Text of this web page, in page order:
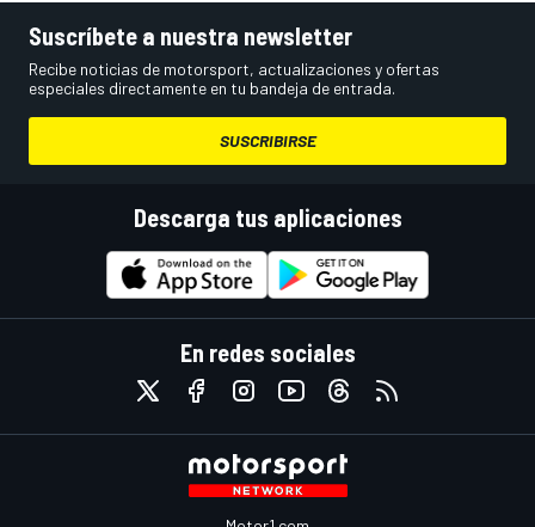
Suscríbete a nuestra newsletter
Recibe noticias de motorsport, actualizaciones y ofertas
especiales directamente en tu bandeja de entrada.
SUSCRIBIRSE
Descarga tus aplicaciones
En redes sociales